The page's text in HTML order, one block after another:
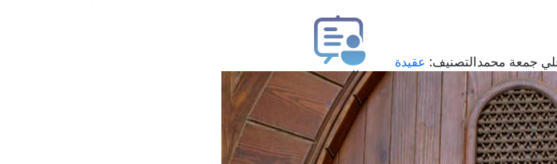
علي جمعة محمدالتصنيف: عقيدة
طلب فتوى
استعلام عن فتوى